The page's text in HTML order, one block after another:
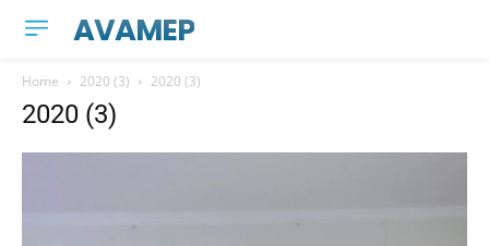
AVAMEP
Home 2020 (3) 2020 (3)
2020 (3)